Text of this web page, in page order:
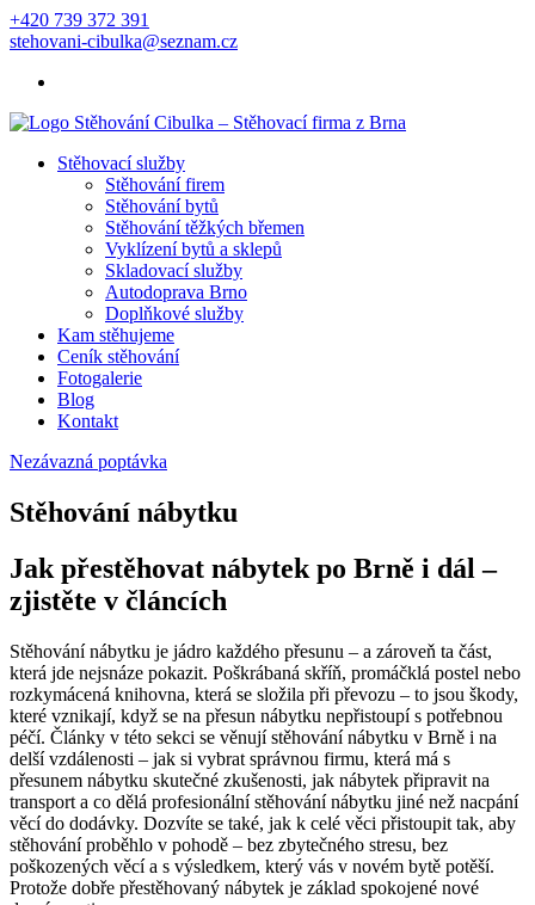
+420 739 372 391
stehovani-cibulka@seznam.cz
Stěhovací služby
Stěhování firem
Stěhování bytů
Stěhování těžkých břemen
Vyklízení bytů a sklepů
Skladovací služby
Autodoprava Brno
Doplňkové služby
Kam stěhujeme
Ceník stěhování
Fotogalerie
Blog
Kontakt
Nezávazná poptávka
Stěhování nábytku
Jak přestěhovat nábytek po Brně i dál –
zjistěte v článcích
Stěhování nábytku je jádro každého přesunu – a zároveň ta část,
která jde nejsnáze pokazit. Poškrábaná skříň, promáčklá postel nebo
rozkymácená knihovna, která se složila při převozu – to jsou škody,
které vznikají, když se na přesun nábytku nepřistoupí s potřebnou
péčí. Články v této sekci se věnují stěhování nábytku v Brně i na
delší vzdálenosti – jak si vybrat správnou firmu, která má s
přesunem nábytku skutečné zkušenosti, jak nábytek připravit na
transport a co dělá profesionální stěhování nábytku jiné než nacpání
věcí do dodávky. Dozvíte se také, jak k celé věci přistoupit tak, aby
stěhování proběhlo v pohodě – bez zbytečného stresu, bez
poškozených věcí a s výsledkem, který vás v novém bytě potěší.
Protože dobře přestěhovaný nábytek je základ spokojené nové